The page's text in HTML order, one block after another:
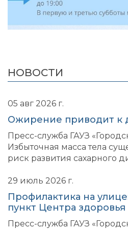
НОВОСТИ
05 авг 2026 г.
Ожирение приводит к
Пресс-служба ГАУЗ
Избыточная масса тела
риск развития сахарного
29 июль 2026 г.
Профилактика на
пункт Центра
Пресс-служба ГАУЗ